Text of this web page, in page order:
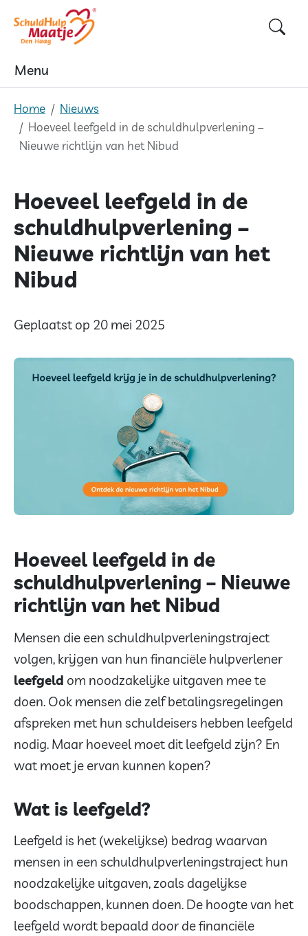
Menu
Home
Nieuws
Hoeveel leefgeld in de schuldhulpverlening –
Nieuwe richtlijn van het Nibud
Hoeveel leefgeld in de
schuldhulpverlening –
Nieuwe richtlijn van het
Nibud
Geplaatst op 20 mei 2025
Hoeveel leefgeld in de
schuldhulpverlening – Nieuwe
richtlijn van het Nibud
Mensen die een schuldhulpverleningstraject
volgen, krijgen van hun financiële hulpverlener
leefgeld om noodzakelijke uitgaven mee te
doen. Ook mensen die zelf betalingsregelingen
afspreken met hun schuldeisers hebben leefgeld
nodig. Maar hoeveel moet dit leefgeld zijn? En
wat moet je ervan kunnen kopen?
Wat is leefgeld?
Leefgeld is het (wekelijkse) bedrag waarvan
mensen in een schuldhulpverleningstraject hun
noodzakelijke uitgaven, zoals dagelijkse
boodschappen, kunnen doen. De hoogte van het
leefgeld wordt bepaald door de financiële